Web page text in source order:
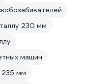
230 мм
машин
235 мм